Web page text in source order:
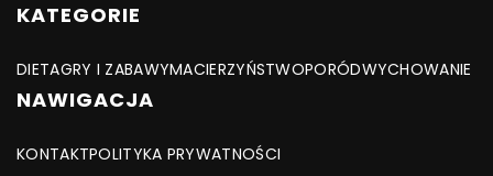
KATEGORIE
DIETAGRY I ZABAWYMACIERZYŃSTWOPORÓDWYCHOWANIE
NAWIGACJA
KONTAKTPOLITYKA PRYWATNOŚCI